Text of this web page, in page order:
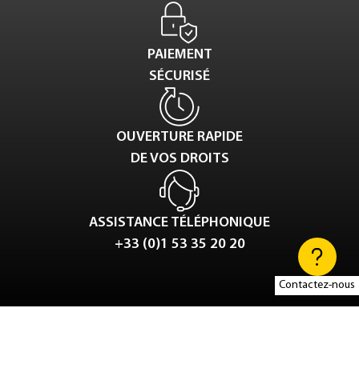
Contactez-nous
PAIEMENT
SÉCURISÉ
OUVERTURE RAPIDE
DE VOS DROITS
ASSISTANCE TÉLÉPHONIQUE
+33 (0)1 53 35 20 20